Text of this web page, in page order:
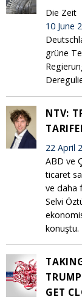
Die Zeit
10 June
grüne
NTV:
22 April
ABD ve
ticaret
ve daha
Selvi
konuştu.
GET